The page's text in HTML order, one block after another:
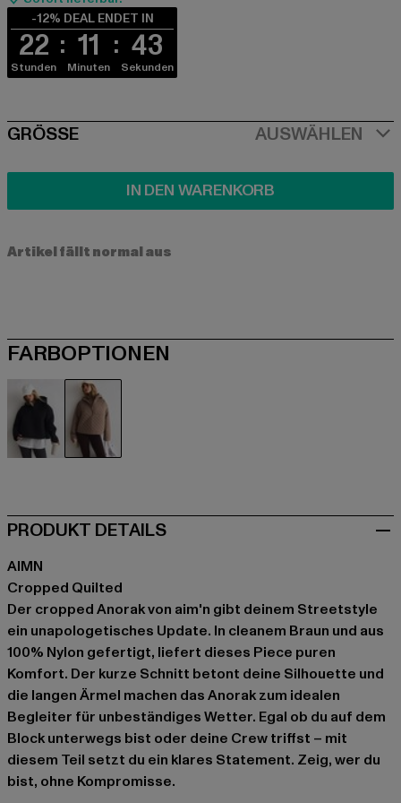
-12% DEAL ENDET IN
22
Stunden
11
Minuten
42
Sekunden
SIZE
GRÖSSE AUSWÄHLEN
IN DEN WARENKORB
Artikel fällt normal aus
FARBOPTIONEN
PRODUKT DETAILS
AIMN
Cropped Quilted
Der cropped Anorak von aim'n gibt deinem Streetstyle
ein unapologetisches Update. In cleanem Braun und aus
100% Nylon gefertigt, liefert dieses Piece puren
Komfort. Der kurze Schnitt betont deine Silhouette und
die langen Ärmel machen das Anorak zum idealen
Begleiter für unbeständiges Wetter. Egal ob du auf dem
Block unterwegs bist oder deine Crew triffst – mit
diesem Teil setzt du ein klares Statement. Zeig, wer du
bist, ohne Kompromisse.